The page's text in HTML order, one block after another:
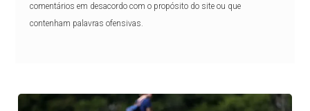
comentários em desacordo com o propósito do site ou que
contenham palavras ofensivas.